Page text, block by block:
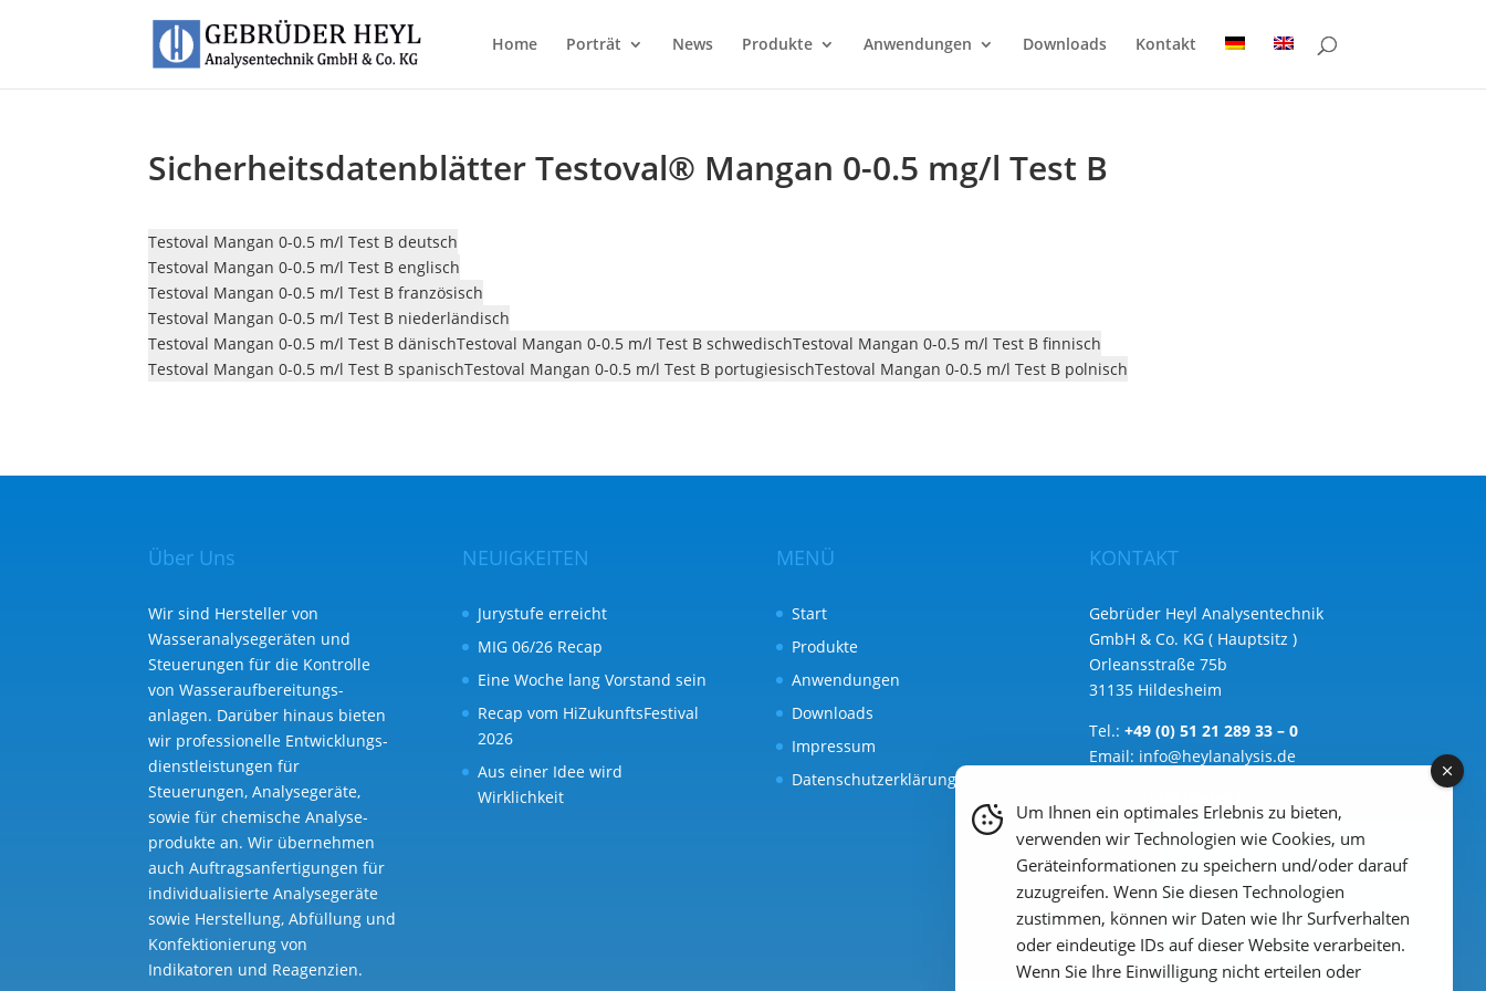
Home Porträt News Produkte Anwendungen Downloads Kontakt
Sicherheitsdatenblätter Testoval® Mangan 0-0.5 mg/l Test B
Testoval Mangan 0-0.5 m/l Test B deutsch
Testoval Mangan 0-0.5 m/l Test B englisch
Testoval Mangan 0-0.5 m/l Test B französisch
Testoval Mangan 0-0.5 m/l Test B niederländisch
Testoval Mangan 0-0.5 m/l Test B dänischTestoval Mangan 0-0.5 m/l Test B schwedischTestoval Mangan 0-0.5 m/l Test B finnisch
Testoval Mangan 0-0.5 m/l Test B spanischTestoval Mangan 0-0.5 m/l Test B portugiesischTestoval Mangan 0-0.5 m/l Test B polnisch
Über Uns
Wir sind Hersteller von
Wasseranalysegeräten und
Steuerungen für die Kontrolle
von Wasser­aufbereitungs­
anlagen. Darüber hinaus bieten
wir professionelle Entwicklungs­
dienst­leistungen für
Steuerungen, Analysegeräte,
sowie für chemische Analyse­
produkte an. Wir übernehmen
auch Auftragsanfertigungen für
individualisierte Analysegeräte
sowie Herstellung, Abfüllung und
Konfektionierung von
Indikatoren und Reagenzien.
NEUIGKEITEN
Jurystufe erreicht
MIG 06/26 Recap
Eine Woche lang Vorstand sein
Recap vom HiZukunftsFestival
2026
Aus einer Idee wird
Wirklichkeit
MENÜ
Start
Produkte
Anwendungen
Downloads
Impressum
Datenschutzerklärung
KONTAKT
Gebrüder Heyl Analysentechnik
GmbH & Co. KG ( Hauptsitz )
Orleansstraße 75b
31135 Hildesheim
Tel.:+49 (0) 51 21 289 33 – 0
Email: info@heylanalysis.de
Um Ihnen ein optimales Erlebnis zu bieten,
verwenden wir Technologien wie Cookies, um
Geräteinformationen zu speichern und/oder darauf
zuzugreifen. Wenn Sie diesen Technologien
zustimmen, können wir Daten wie Ihr Surfverhalten
oder eindeutige IDs auf dieser Website verarbeiten.
Wenn Sie Ihre Einwilligung nicht erteilen oder